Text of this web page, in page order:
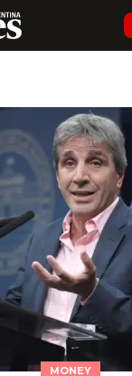
MONEY